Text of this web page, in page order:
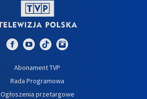
Abonament TVP
Rada Programowa
Ogłoszenia przetargowe